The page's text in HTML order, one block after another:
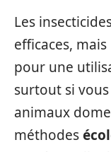
Les
efficaces,
pour une
surtout si
animaux
méthodes